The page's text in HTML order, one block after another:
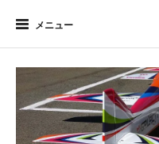
メニュー